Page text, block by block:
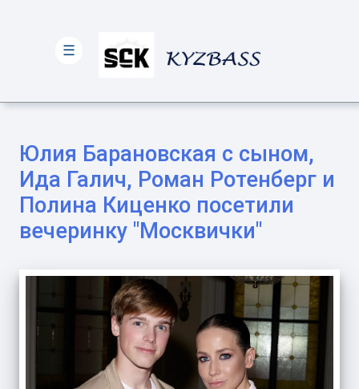
Юлия Барановская с сыном,
Ида Галич, Роман Ротенберг и
Полина Киценко посетили
вечеринку "Москвички"
☰